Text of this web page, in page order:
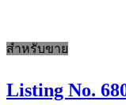
สำหรับขาย
Listing No.